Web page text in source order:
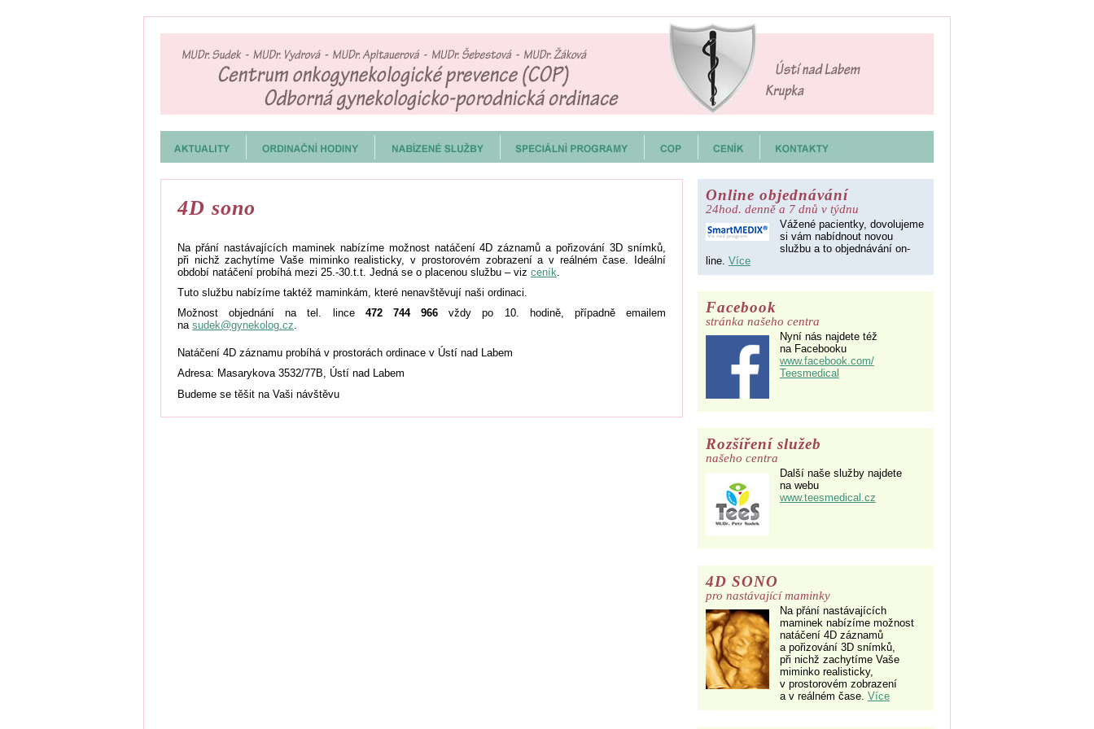
4D sono
Na přání nastávajících maminek nabízíme možnost natáčení 4D záznamů a pořizování 3D snímků,
při nichž zachytíme Vaše miminko realisticky, v prostorovém zobrazení a v reálném čase. Ideální
období natáčení probíhá mezi 25.-30.t.t. Jedná se o placenou službu – viz ceník
Tuto službu nabízíme taktéž maminkám, které nenavštěvují naši ordinaci.
Možnost objednání na tel. lince 472 744 966 vždy po 10. hodině, případně emailem
na sudek@gynekolog.cz.
Natáčení 4D záznamu probíhá v prostorách ordinace v Ústí nad Labem
Adresa: Masarykova 3532/77B, Ústí nad Labem
Budeme se těšit na Vaši návštěvu
Online objednávání
24hod. denně a 7 dnů v týdnu
Vážené pacientky, dovolujeme
si vám nabídnout novou
službu a to objednávání on-
line. Více
Facebook
stránka našeho centra
Nyní nás najdete též
na Facebooku
www.facebook.com/
Teesmedical
Rozšíření služeb
našeho centra
Další naše služby najdete
na webu
www.teesmedical.cz
4D SONO
pro nastávající maminky
Na přání nastávajících
maminek nabízíme možnost
natáčení 4D záznamů
a pořizování 3D snímků,
při nichž zachytíme Vaše
miminko realisticky,
v prostorovém zobrazení
a v reálném čase. Více